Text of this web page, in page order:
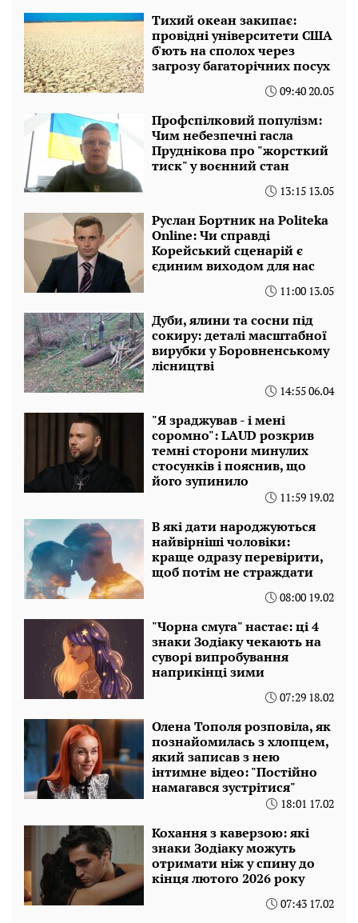
Тихий океан закипає:
провідні університети США
б'ють на сполох через
загрозу багаторічних посух
09:40 20.05
Профспілковий популізм:
Чим небезпечні гасла
Пруднікова про "жорсткий
тиск" у воєнний стан
13:15 13.05
Руслан Бортник на Politeka
Online: Чи справді
Корейський сценарій є
єдиним виходом для нас
11:00 13.05
Дуби, ялини та сосни під
сокиру: деталі масштабної
вирубки у Боровненському
лісництві
14:55 06.04
"Я зраджував - і мені
соромно": LAUD розкрив
темні сторони минулих
стосунків і пояснив, що
його зупинило
11:59 19.02
В які дати народжуються
найвірніші чоловіки:
краще одразу перевірити,
щоб потім не страждати
08:00 19.02
"Чорна смуга" настає: ці 4
знаки Зодіаку чекають на
суворі випробування
наприкінці зими
07:29 18.02
Олена Тополя розповіла, як
познайомилась з хлопцем,
який записав з нею
інтимне відео: "Постійно
намагався зустрітися"
18:01 17.02
Кохання з каверзою: які
знаки Зодіаку можуть
отримати ніж у спину до
кінця лютого 2026 року
07:43 17.02